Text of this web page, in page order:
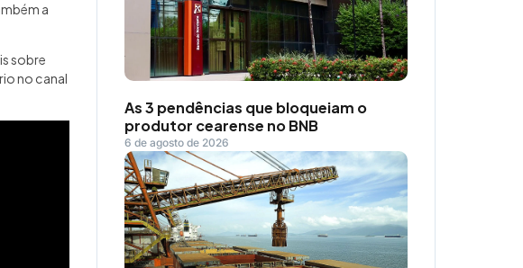
a
sobre
no canal
As 3 pendências que bloqueiam o
produtor cearense no BNB
6 de agosto de 2026